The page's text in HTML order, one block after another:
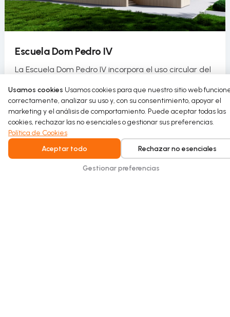
Escuela Dom Pedro IV
La Escuela Dom Pedro IV incorpora el uso circular del
proyecto de rehabilitación sostenible.
Read more
Usamos cookies Usamos cookies para que nuestro sitio web
correctamente, analizar su uso y, con su consentimiento, apoyar el
marketing y el análisis de comportamiento. Puede aceptar todas las
cookies, rechazar las no esenciales o gestionar sus preferencias.
Política de Cookies
Aceptar todo
Rechazar no esenciales
Gestionar preferencias